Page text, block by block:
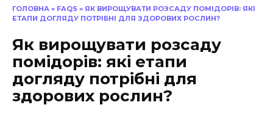
ГОЛОВНА » FAQS » ЯК ВИРОЩУВАТИ РОЗСАДУ ПОМІДОРІВ: ЯКІ
ЕТАПИ ДОГЛЯДУ ПОТРІБНІ ДЛЯ ЗДОРОВИХ РОСЛИН?
Як вирощувати розсаду
помідорів: які етапи
догляду потрібні для
здорових рослин?